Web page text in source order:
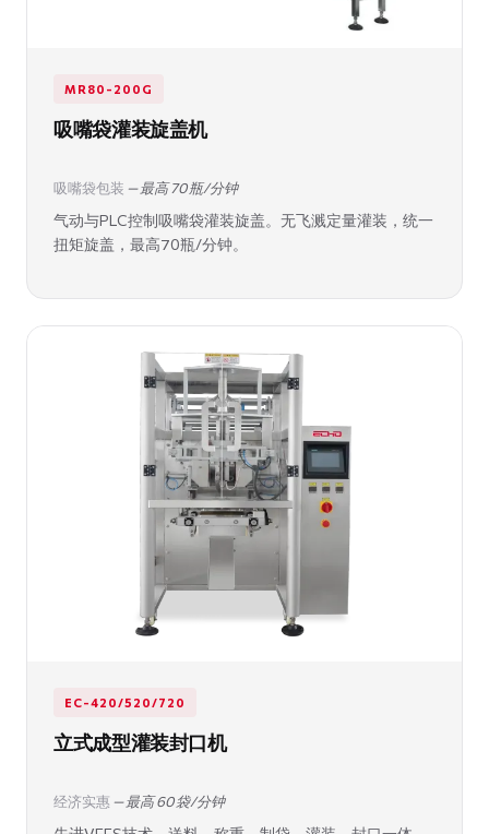
MR80-200G
吸嘴袋灌装旋盖机
吸嘴袋包装 — 最高 70 瓶/分钟
气动与PLC控制吸嘴袋灌装旋盖。无飞溅定量灌装，统一
扭矩旋盖，最高70瓶/分钟。
EC-420/520/720
立式成型灌装封口机
经济实惠 — 最高 60 袋/分钟